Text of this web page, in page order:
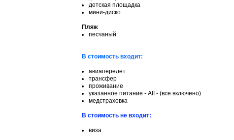
детская площадка
мини-диско
Пляж
песчаный
В стоимость входит:
авиаперелет
трансфер
проживание
указанное питание - AII - (все включено)
медстраховка
В стоимость не входит:
виза